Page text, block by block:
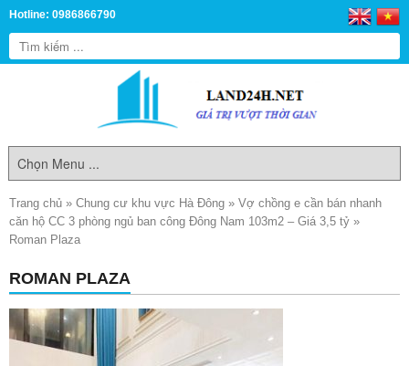
Hotline: 0986866790
Trang chủ » Chung cư khu vực Hà Đông » Vợ chồng e cần bán nhanh
căn hộ CC 3 phòng ngủ ban công Đông Nam 103m2 – Giá 3,5 tỷ »
Roman Plaza
ROMAN PLAZA